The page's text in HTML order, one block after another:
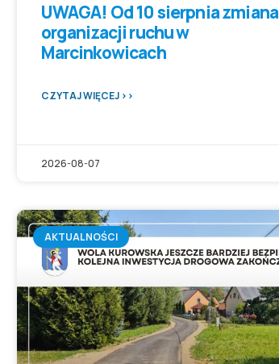
UWAGA! Od 10 sierpnia zmiana
organizacji ruchu w
Marcinkowicach
CZYTAJ WIĘCEJ >>
2026-08-07
AKTUALNOŚCI